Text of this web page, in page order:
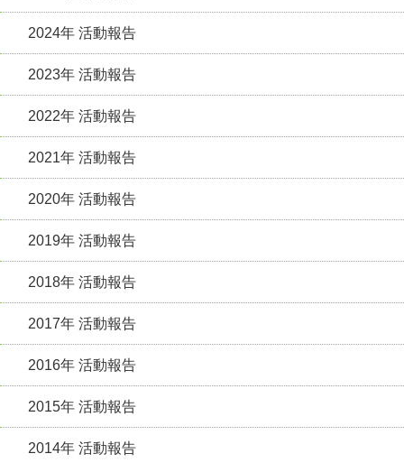
2024年 活動報告
2023年 活動報告
2022年 活動報告
2021年 活動報告
2020年 活動報告
2019年 活動報告
2018年 活動報告
2017年 活動報告
2016年 活動報告
2015年 活動報告
2014年 活動報告